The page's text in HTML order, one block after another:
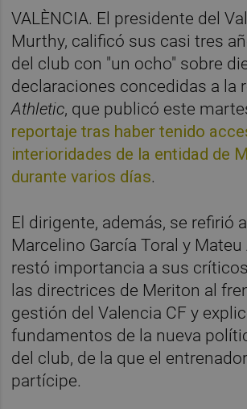
VALÈNCIA. El presidente del
Murthy, calificó sus casi tres
del club con "un ocho" sobre
declaraciones concedidas a la
Athletic, que publicó este
reportaje tras haber tenido
interioridades de la entidad de
durante varios días.
El dirigente, además, se refirió
Marcelino García Toral y Mateu
restó importancia a sus
las directrices de Meriton al
gestión del Valencia CF y
fundamentos de la nueva
del club, de la que el
partícipe.